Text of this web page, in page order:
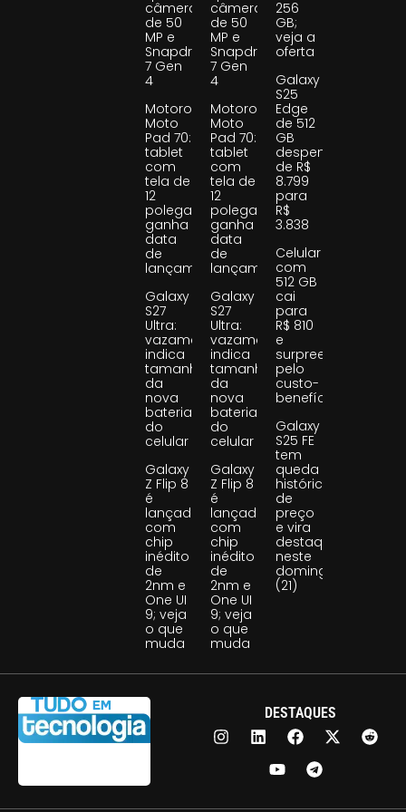
câmeras
de 50
MP e
Snapdragon
7 Gen
4
Motorola
Moto
Pad 70:
tablet
com
tela de
12
polegadas
ganha
data
de
lançamento
Galaxy
S27
Ultra:
vazamento
indica
tamanho
da
nova
bateria
do
celular
Galaxy
Z Flip 8
é
lançado
com
chip
inédito
de
2nm e
One UI
9; veja
o que
muda
câmeras
de 50
MP e
Snapdragon
7 Gen
4
Motorola
Moto
Pad 70:
tablet
com
tela de
12
polegadas
ganha
data
de
lançamento
Galaxy
S27
Ultra:
vazamento
indica
tamanho
da
nova
bateria
do
celular
Galaxy
Z Flip 8
é
lançado
com
chip
inédito
de
2nm e
One UI
9; veja
o que
muda
256
GB;
veja a
oferta
Galaxy
S25
Edge
de 512
GB
despenca
de R$
8.799
para
R$
3.838
Celular
com
512 GB
cai
para
R$ 810
e
surpreende
pelo
custo-
benefício
Galaxy
S25 FE
tem
queda
histórica
de
preço
e vira
destaque
neste
domingo
(21)
DESTAQUES